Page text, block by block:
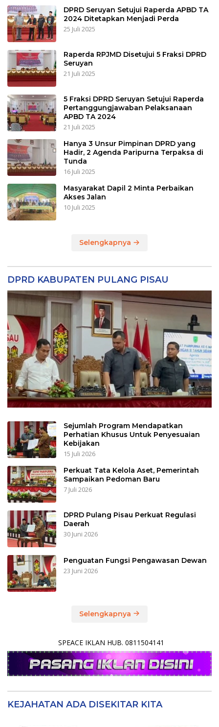
DPRD Seruyan Setujui Raperda APBD TA
2024 Ditetapkan Menjadi Perda
25 Juli 2025
Raperda RPJMD Disetujui 5 Fraksi DPRD
Seruyan
21 Juli 2025
5 Fraksi DPRD Seruyan Setujui Raperda
Pertanggungjawaban Pelaksanaan
APBD TA 2024
21 Juli 2025
Hanya 3 Unsur Pimpinan DPRD yang
Hadir, 2 Agenda Paripurna Terpaksa di
Tunda
16 Juli 2025
Masyarakat Dapil 2 Minta Perbaikan
Akses Jalan
10 Juli 2025
Selengkapnya
DPRD KABUPATEN PULANG PISAU
Sejumlah Program Mendapatkan
Perhatian Khusus Untuk Penyesuaian
Kebijakan
15 Juli 2026
Perkuat Tata Kelola Aset, Pemerintah
Sampaikan Pedoman Baru
7 Juli 2026
DPRD Pulang Pisau Perkuat Regulasi
Daerah
30 Juni 2026
Penguatan Fungsi Pengawasan Dewan
23 Juni 2026
Selengkapnya
SPEACE IKLAN HUB. 0811504141
KEJAHATAN ADA DISEKITAR KITA